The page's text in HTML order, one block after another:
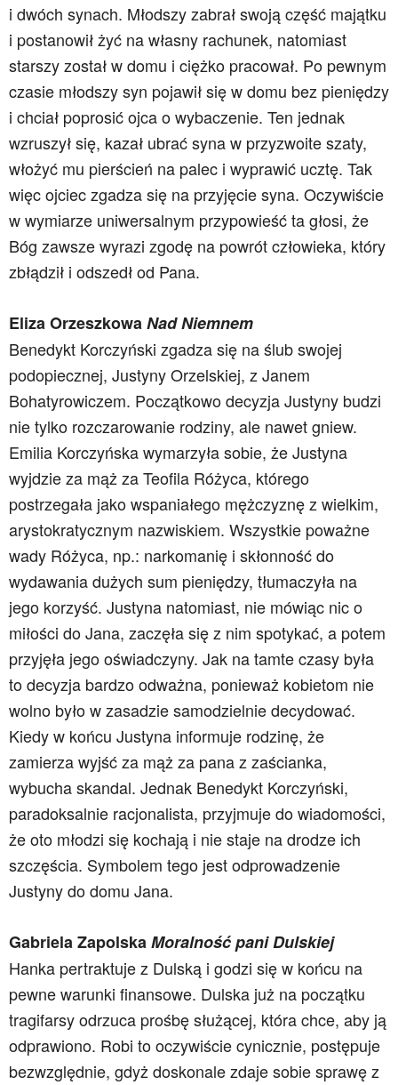
i dwóch synach. Młodszy zabrał swoją część majątku
i postanowił żyć na własny rachunek, natomiast
starszy został w domu i ciężko pracował. Po pewnym
czasie młodszy syn pojawił się w domu bez pieniędzy
i chciał poprosić ojca o wybaczenie. Ten jednak
wzruszył się, kazał ubrać syna w przyzwoite szaty,
włożyć mu pierścień na palec i wyprawić ucztę. Tak
więc ojciec zgadza się na przyjęcie syna. Oczywiście
w wymiarze uniwersalnym przypowieść ta głosi, że
Bóg zawsze wyrazi zgodę na powrót człowieka, który
zbłądził i odszedł od Pana.
Eliza OrzeszkowaNad Niemnem
Benedykt Korczyński zgadza się na ślub swojej
podopiecznej, Justyny Orzelskiej, z Janem
Bohatyrowiczem. Początkowo decyzja Justyny budzi
nie tylko rozczarowanie rodziny, ale nawet gniew.
Emilia Korczyńska wymarzyła sobie, że Justyna
wyjdzie za mąż za Teofila Różyca, którego
postrzegała jako wspaniałego mężczyznę z wielkim,
arystokratycznym nazwiskiem. Wszystkie poważne
wady Różyca, np.: narkomanię i skłonność do
wydawania dużych sum pieniędzy, tłumaczyła na
jego korzyść. Justyna natomiast, nie mówiąc nic o
miłości do Jana, zaczęła się z nim spotykać, a potem
przyjęła jego oświadczyny. Jak na tamte czasy była
to decyzja bardzo odważna, ponieważ kobietom nie
wolno było w zasadzie samodzielnie decydować.
Kiedy w końcu Justyna informuje rodzinę, że
zamierza wyjść za mąż za pana z zaścianka,
wybucha skandal. Jednak Benedykt Korczyński,
paradoksalnie racjonalista, przyjmuje do wiadomości,
że oto młodzi się kochają i nie staje na drodze ich
szczęścia. Symbolem tego jest odprowadzenie
Justyny do domu Jana.
Gabriela ZapolskaMoralność pani Dulskiej
Hanka pertraktuje z Dulską i godzi się w końcu na
pewne warunki finansowe. Dulska już na początku
tragifarsy odrzuca prośbę służącej, która chce, aby ją
odprawiono. Robi to oczywiście cynicznie, postępuje
bezwzględnie, gdyż doskonale zdaje sobie sprawę z